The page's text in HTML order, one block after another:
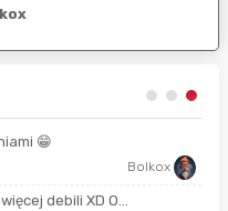
😁
Bolkox
debili XD O...